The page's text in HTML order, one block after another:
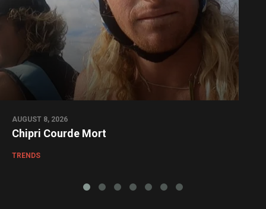
AUGUST 8, 2026
Chipri Courde Mort
TRENDS